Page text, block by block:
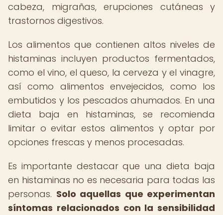
cabeza, migrañas, erupciones cutáneas y
trastornos digestivos.
Los alimentos que contienen altos niveles de
histaminas incluyen productos fermentados,
como el vino, el queso, la cerveza y el vinagre,
así como alimentos envejecidos, como los
embutidos y los pescados ahumados. En una
dieta baja en histaminas, se recomienda
limitar o evitar estos alimentos y optar por
opciones frescas y menos procesadas.
Es importante destacar que una dieta baja
en histaminas no es necesaria para todas las
personas. Solo aquellas que experimentan
síntomas relacionados con la sensibilidad